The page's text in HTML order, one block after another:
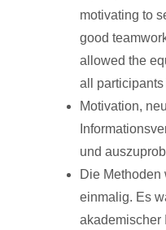
motivating to
good
allowed the
all
Motivation,
und
Die Methoden
einmalig. Es
akademischer